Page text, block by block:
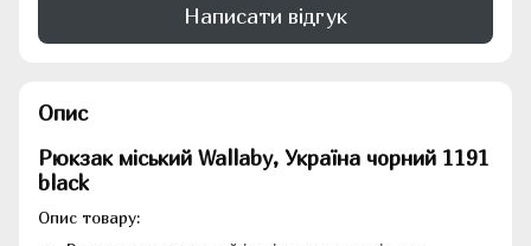
Написати відгук
Опис
Рюкзак міський Wallaby, Україна чорний 1191
black
Опис товару: